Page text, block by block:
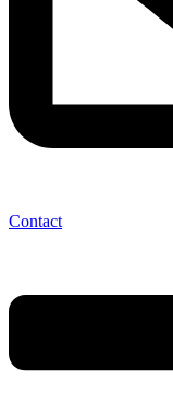
Contact